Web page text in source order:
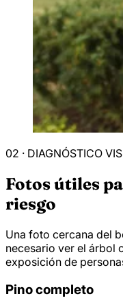
02 · DIAGNÓSTICO
Fotos útiles
riesgo
Una foto cercana del
necesario ver el árbol
exposición de
Pino completo